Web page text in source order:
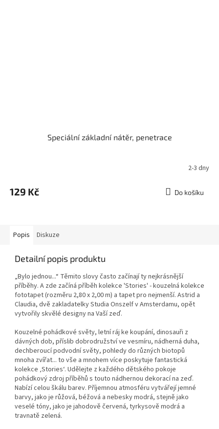
Speciální základní nátěr, penetrace
2-3 dny
129 Kč Do košíku
Popis Diskuze
Detailní popis produktu
„Bylo jednou...“ Těmito slovy často začínají ty nejkrásnější
příběhy. A zde začíná příběh kolekce 'Stories' - kouzelná kolekce
fototapet (rozměru 2,80 x 2,00 m) a tapet pro nejmenší. Astrid a
Claudia, dvě zakladatelky Studia Onszelf v Amsterdamu, opět
vytvořily skvělé designy na Vaší zeď.
Kouzelné pohádkové světy, letní ráj ke koupání, dinosauři z
dávných dob, příslib dobrodružství ve vesmíru, nádherná duha,
dechberoucí podvodní světy, pohledy do různých biotopů
mnoha zvířat... to vše a mnohem více poskytuje fantastická
kolekce ‚Stories‘. Udělejte z každého dětského pokoje
pohádkový zdroj příběhů s touto nádhernou dekorací na zeď.
Nabízí celou škálu barev. Příjemnou atmosféru vytvářejí jemné
barvy, jako je růžová, béžová a nebesky modrá, stejně jako
veselé tóny, jako je jahodově červená, tyrkysově modrá a
travnatě zelená.